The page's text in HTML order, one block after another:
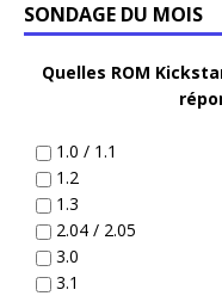
SONDAGE DU MOIS
Quelles ROM
1.0 / 1.1
1.2
1.3
2.04 / 2.05
3.0
3.1